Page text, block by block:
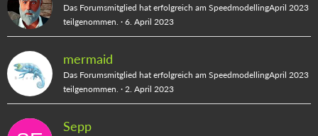
Das Forumsmitglied hat erfolgreich am SpeedmodellingApril 2023
teilgenommen.
6. April 2023
mermaid
Das Forumsmitglied hat erfolgreich am SpeedmodellingApril 2023
teilgenommen.
2. April 2023
Sepp